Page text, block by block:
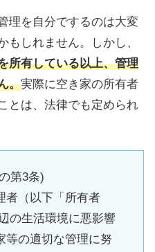
理を自分でするのは大変
もしれません。しかし、
所有している以上、管理
。実際に空き家の所有者
とは、法律でも定められ
第3条)
者（以下「所有者
の生活環境に悪影響
等の適切な管理に努